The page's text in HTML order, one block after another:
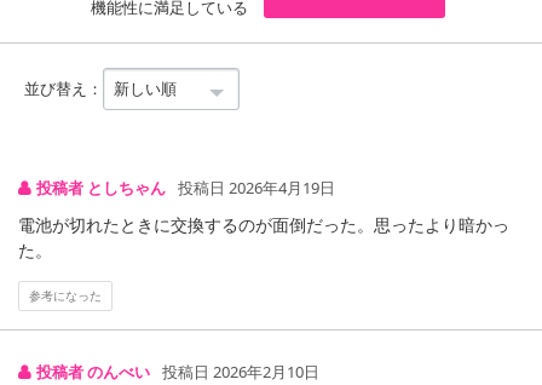
機能性に満足している
並び替え：
投稿者 としちゃん 投稿日 2026年4月19日
電池が切れたときに交換するのが面倒だった。思ったより暗かっ
た。
参考になった
投稿者 のんべい 投稿日 2026年2月10日